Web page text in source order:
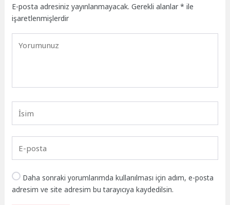
E-posta adresiniz yayınlanmayacak. Gerekli alanlar* ile
işaretlenmişlerdir
Daha sonraki yorumlarımda kullanılması için adım, e-posta
adresim ve site adresim bu tarayıcıya kaydedilsin.